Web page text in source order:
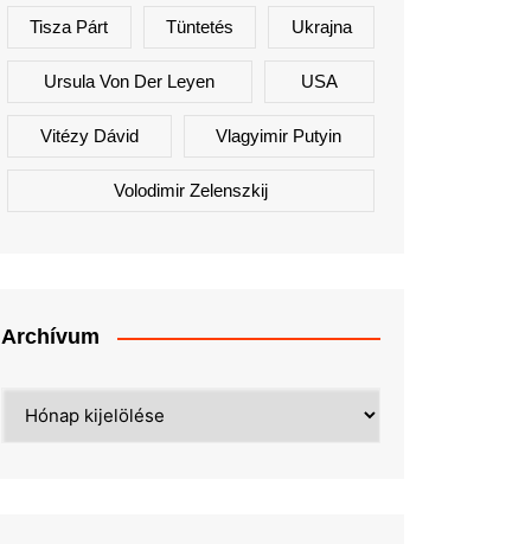
Tisza Párt Tüntetés Ukrajna
Ursula Von Der Leyen USA
Vitézy Dávid Vlagyimir Putyin
Volodimir Zelenszkij
Archívum